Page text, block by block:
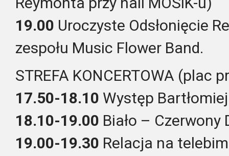
19.00 Uroczyste Odsłonięcie
zespołu Music Flower Band.
STREFA KONCERTOWA (plac
17.50-18.10 Występ
18.10-19.00 Biało –
19.00-19.30 Relacja na